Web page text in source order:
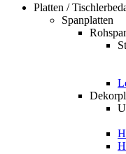
Platten /
Spanplatten